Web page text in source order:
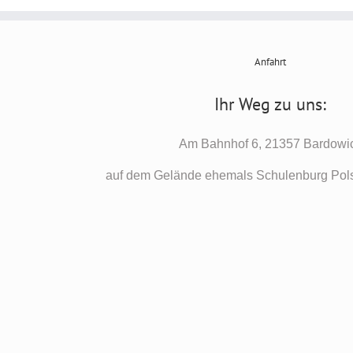
Anfahrt
Ihr Weg zu uns:
Am Bahnhof 6, 21357
auf dem Gelände ehemals Schulenburg